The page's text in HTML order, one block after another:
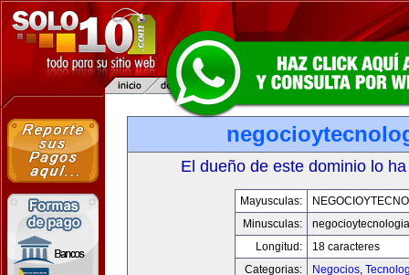
El dueño de este dominio lo
Mayusculas:
Minusculas:
Longitud:
18 caracteres
Categorias:
Negocios,